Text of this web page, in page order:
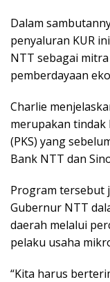
Dalam
penyaluran KUR
NTT sebagai
pemberdayaan
Charlie
merupakan tindak
(PKS) yang
Bank NTT dan
Program tersebut
Gubernur NTT
daerah melalui
pelaku usaha
“Kita harus